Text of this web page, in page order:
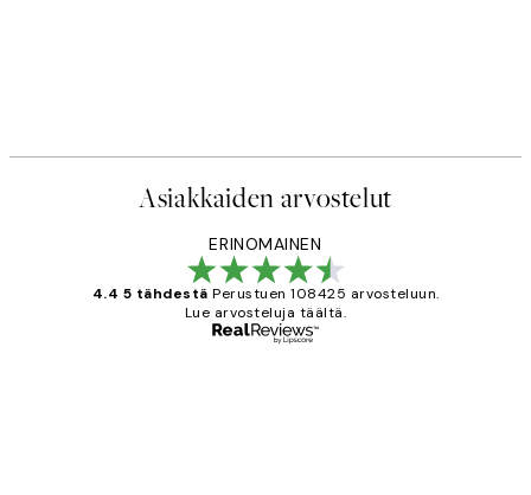
Asiakkaiden arvostelut
ERINOMAINEN
4.4 5 tähdestä Perustuen 108425 arvosteluun.
Lue arvosteluja täältä.